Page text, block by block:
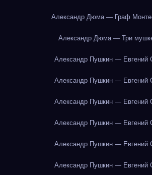
Александр Дюма — Граф
Александр Дюма — Три
Александр Пушкин — Евгений
Александр Пушкин — Евгений
Александр Пушкин — Евгений
Александр Пушкин — Евгений
Александр Пушкин — Евгений
Александр Пушкин — Евгений